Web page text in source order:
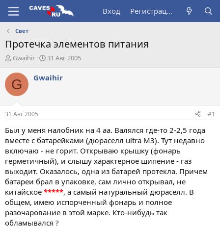
Вход Регистрация
Свет
Протечка элементов питания
А
т
о
т
е
м
ы
Gwaihir
Д
т
а
л
31 Авг 2005
G Gwaihir
31 Авг 2005 #1
Был у меня налобник на 4 аа. Валялся где-то 2-2,5 года
вместе с батарейками (дюраселл ultra M3). Тут недавно
включаю - не горит. Открываю крышку (фонарь
герметичный), и слышу характерное шипение - газ
выходит. Оказалось, одна из батарей протекла. Причем
батареи брал в упаковке, сам лично открывал, не
китайское *****, а самый натуральный дюраселл. В
общем, имею испорченный фонарь и полное
разочарование в этой марке. Кто-нибудь так
обламывался ?